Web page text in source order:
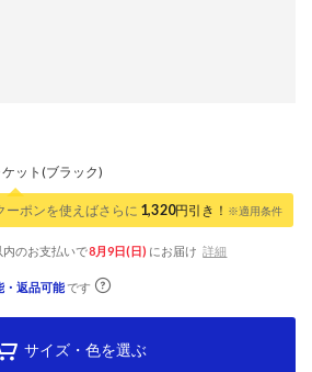
ケット(ブラック)
ーポンを使えばさらに 1,320円引き！ ※適用条件
内のお支払いで8月9日(日) にお届け 詳細
・返品可能です
サイズ・色を選ぶ